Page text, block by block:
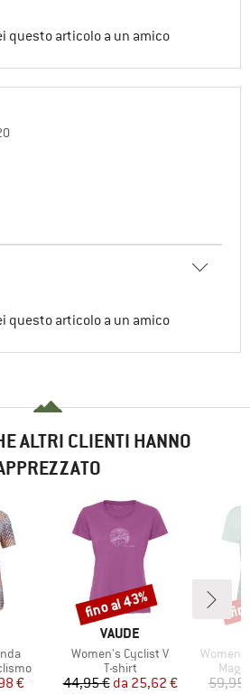
questo articolo a un amico
questo articolo a un amico
ALTRI CLIENTI HANNO
ridotto
€
MARCHIO
VAUDE
Articolo
Women's Cyclist V
Gruppo di prodotti
T-shirt
Prezzo
44,95 € Prezzo ridotto
da 25,62 €
Sconto
fino al 43%
Articolo
59,95